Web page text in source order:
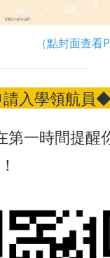
（點封面查看
入學領航員
第一時間提醒